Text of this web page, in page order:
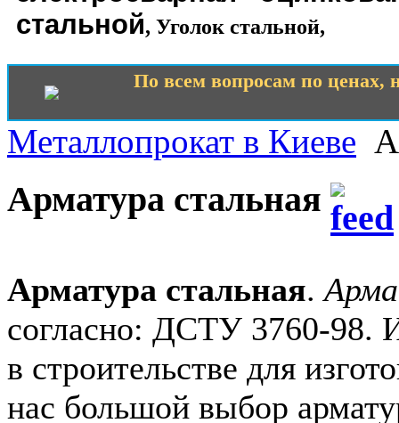
стальной, Уголок стальной,
По всем вопросам по ценах,
Металлопрокат в Киеве
Арматура стальная
Арматура стальная.
согласно: ДСТУ 3760-98.
в строительстве для
нас большой выбор